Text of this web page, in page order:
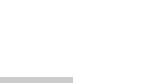
Muncks de Locações